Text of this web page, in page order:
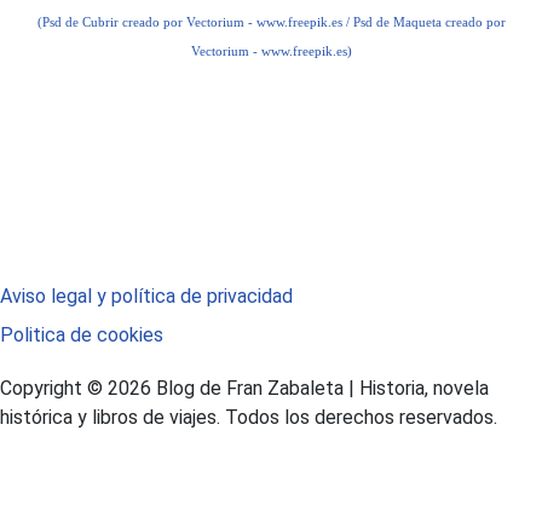
(Psd de Cubrir creado por Vectorium - www.freepik.es / Psd de Maqueta creado por
Vectorium - www.freepik.es)
Aviso legal y política de privacidad
Politica de cookies
Copyright © 2026 Blog de Fran Zabaleta | Historia, novela
histórica y libros de viajes. Todos los derechos reservados.